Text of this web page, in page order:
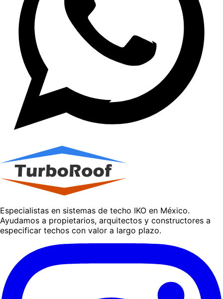
Especialistas en sistemas de techo IKO en México.
Ayudamos a propietarios, arquitectos y constructores a
especificar techos con valor a largo plazo.